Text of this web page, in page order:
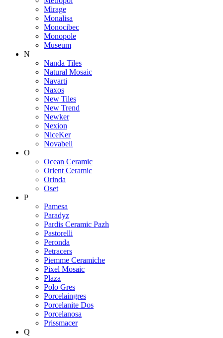
Mirage
Monalisa
Monocibec
Monopole
Museum
N
Nanda Tiles
Natural Mosaic
Navarti
Naxos
New Tiles
New Trend
Newker
Nexion
NiceKer
Novabell
O
Ocean Ceramic
Orient Ceramic
Orinda
Oset
P
Pamesa
Paradyz
Pardis Ceramic Pazh
Pastorelli
Peronda
Petracers
Piemme Ceramiche
Pixel Mosaic
Plaza
Polo Gres
Porcelaingres
Porcelanite Dos
Porcelanosa
Prissmacer
Q